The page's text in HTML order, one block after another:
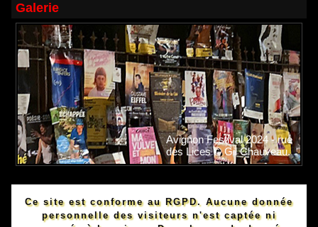
Galerie
Avignon Festival 2024 - rue
des Lices © Gil Chauveau.
Ce site est conforme au RGPD. Aucune donnée
personnelle des visiteurs n'est captée ni